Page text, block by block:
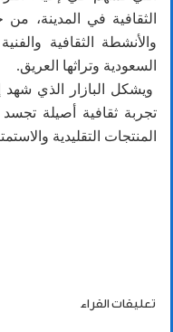
الثقافية في المدينة،
والأنشطة الثقافية
السعودية وتراثها العريق.
ويشكل البازار الذي شهد
تجربة ثقافية أصيلة
المنتجات التقليدية
تعليقات القراء